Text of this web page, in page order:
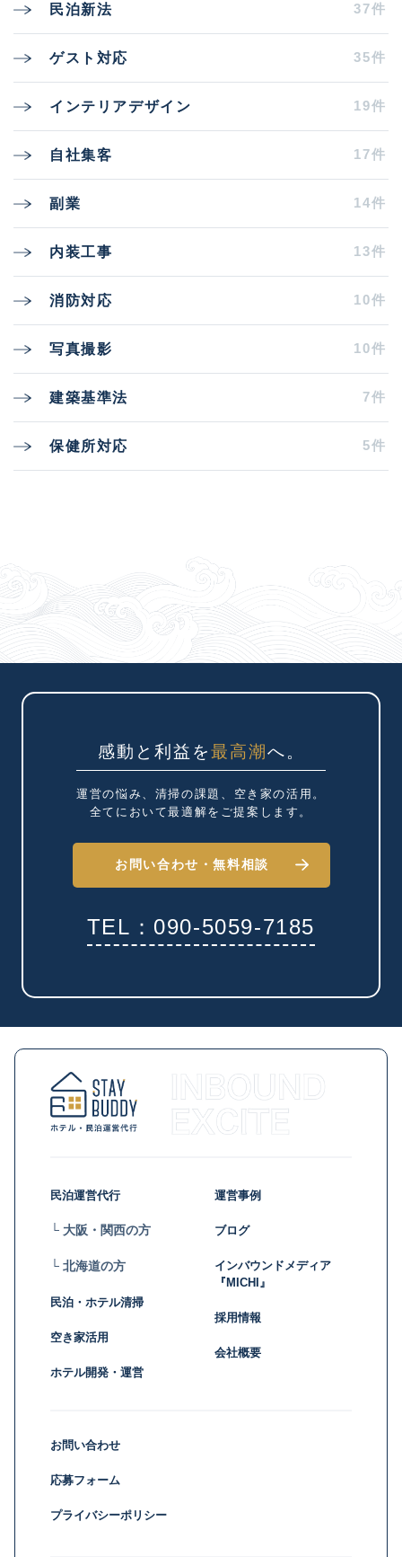
民泊新法 37件
ゲスト対応 35件
インテリアデザイン 19件
自社集客 17件
副業 14件
内装工事 13件
消防対応 10件
写真撮影 10件
建築基準法 7件
保健所対応 5件
感動と利益を最高潮へ。
運営の悩み、清掃の課題、 空き家の活用。
全てにおいて最適解を ご提案します。
お問い合わせ・無料相談
TEL：090-5059-7185
民泊運営代行
└ 大阪・関西の方
└ 北海道の方
民泊・ホテル清掃
空き家活用
ホテル開発・運営
運営事例
ブログ
インバウンドメディア
『MICHI』
採用情報
会社概要
お問い合わせ
応募フォーム
プライバシーポリシー